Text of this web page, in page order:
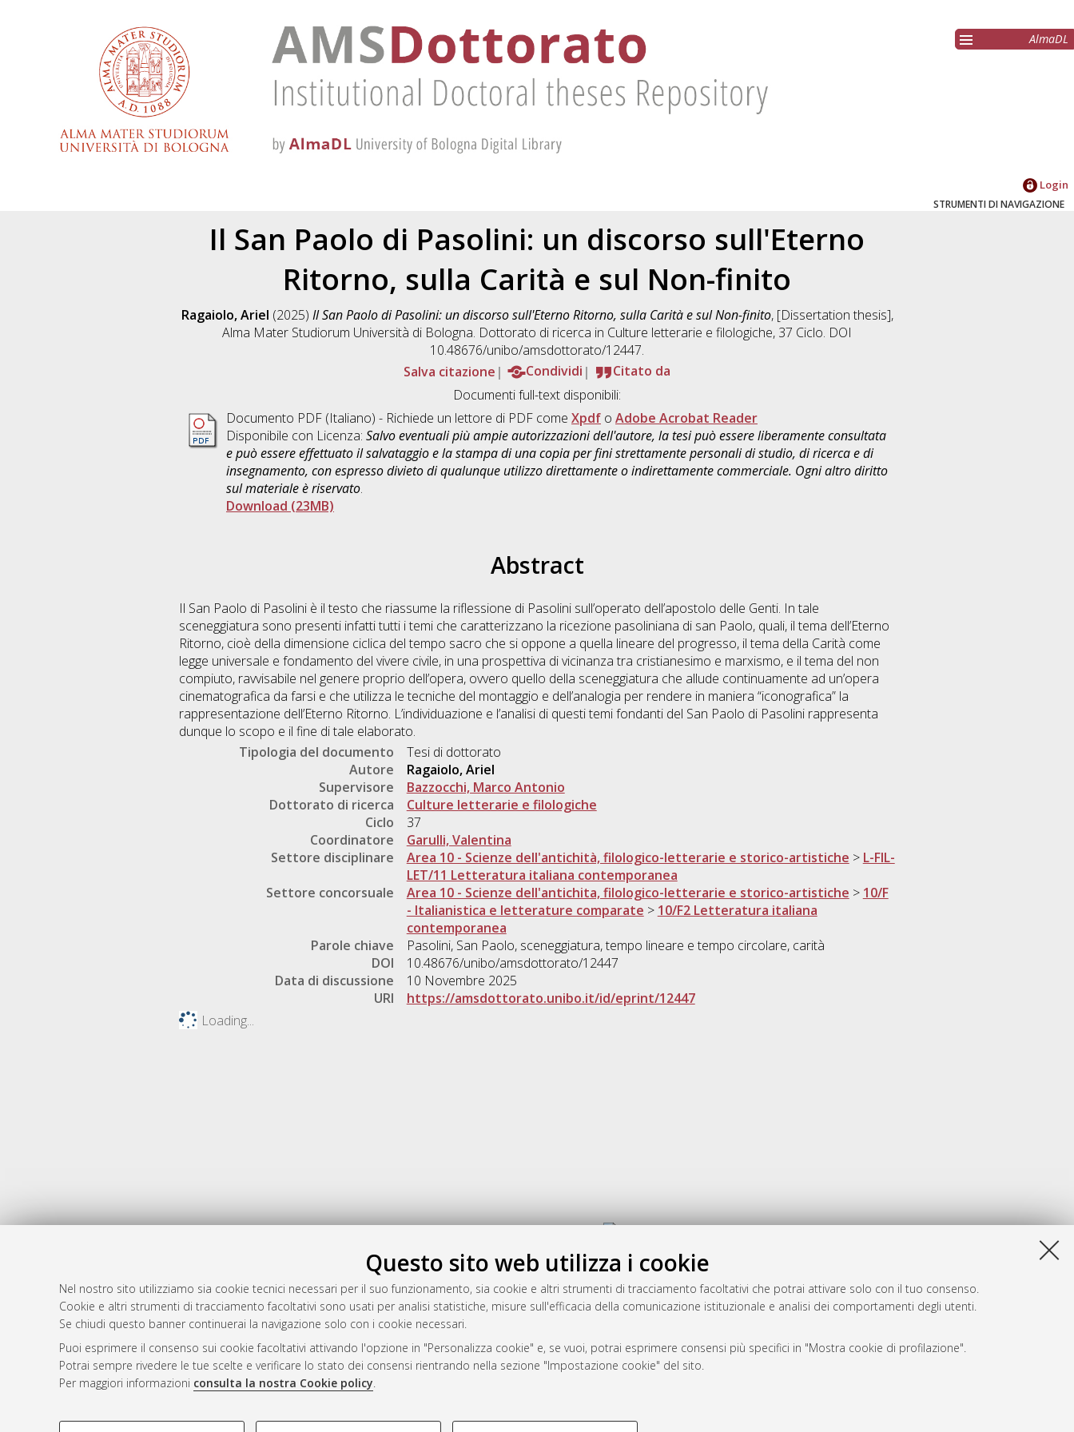
Questo sito web utilizza i cookie
Nel nostro sito utilizziamo sia cookie tecnici necessari per il suo funzionamento, sia cookie e altri strumenti di tracciamento facoltativi che potrai attivare solo con il tuo consenso.
Cookie e altri strumenti di tracciamento facoltativi sono usati per analisi statistiche, misure sull'efficacia della comunicazione istituzionale e analisi dei comportamenti degli utenti.
Se chiudi questo banner continuerai la navigazione solo con i cookie necessari.
Puoi esprimere il consenso sui cookie facoltativi attivando l'opzione in "Personalizza cookie" e, se vuoi, potrai esprimere consensi più specifici in "Mostra cookie di profilazione".
Potrai sempre rivedere le tue scelte e verificare lo stato dei consensi rientrando nella sezione "Impostazione cookie" del sito.
Per maggiori informazioni consulta la nostra Cookie policy.
COOKIE DI PROFILAZIONE - FACOLTATIVI COOKIE TECNICI - NECESSARI
AlmaDL
Login
STRUMENTI DI NAVIGAZIONE
Il San Paolo di Pasolini: un discorso sull'Eterno
Ritorno, sulla Carità e sul Non-finito
Ragaiolo, Ariel (2025) Il San Paolo di Pasolini: un discorso sull'Eterno Ritorno, sulla Carità e sul Non-finito, [Dissertation thesis],
Alma Mater Studiorum Università di Bologna. Dottorato di ricerca in Culture letterarie e filologiche, 37 Ciclo. DOI
10.48676/unibo/amsdottorato/12447.
Salva citazione
Condividi
Citato da
Documenti full-text disponibili:
Documento PDF (Italiano) - Richiede un lettore di PDF come Xpdf o Adobe Acrobat Reader
Disponibile con Licenza: Salvo eventuali più ampie autorizzazioni dell'autore, la tesi può essere liberamente consultata
e può essere effettuato il salvataggio e la stampa di una copia per fini strettamente personali di studio, di ricerca e di
insegnamento, con espresso divieto di qualunque utilizzo direttamente o indirettamente commerciale. Ogni altro diritto
sul materiale è riservato.
Download (23MB)
Abstract
Il San Paolo di Pasolini è il testo che riassume la riflessione di Pasolini sull’operato dell’apostolo delle Genti. In tale
sceneggiatura sono presenti infatti tutti i temi che caratterizzano la ricezione pasoliniana di san Paolo, quali, il tema dell’Eterno
Ritorno, cioè della dimensione ciclica del tempo sacro che si oppone a quella lineare del progresso, il tema della Carità come
legge universale e fondamento del vivere civile, in una prospettiva di vicinanza tra cristianesimo e marxismo, e il tema del non
compiuto, ravvisabile nel genere proprio dell’opera, ovvero quello della sceneggiatura che allude continuamente ad un’opera
cinematografica da farsi e che utilizza le tecniche del montaggio e dell’analogia per rendere in maniera “iconografica” la
rappresentazione dell’Eterno Ritorno. L’individuazione e l’analisi di questi temi fondanti del San Paolo di Pasolini rappresenta
dunque lo scopo e il fine di tale elaborato.
Tipologia del documento
Tesi di dottorato
Autore
Ragaiolo, Ariel
Supervisore
Bazzocchi, Marco Antonio
Dottorato di ricerca
Culture letterarie e filologiche
Ciclo
37
Coordinatore
Garulli, Valentina
Settore disciplinare
Area 10 - Scienze dell'antichità, filologico-letterarie e storico-artistiche > L-FIL-
LET/11 Letteratura italiana contemporanea
Settore concorsuale
Area 10 - Scienze dell'antichita, filologico-letterarie e storico-artistiche > 10/F
- Italianistica e letterature comparate > 10/F2 Letteratura italiana
contemporanea
Parole chiave
Pasolini, San Paolo, sceneggiatura, tempo lineare e tempo circolare, carità
DOI
10.48676/unibo/amsdottorato/12447
Data di discussione
10 Novembre 2025
URI
https://amsdottorato.unibo.it/id/eprint/12447
Loading...
Atom
Rss 1.0
Rss 2.0
AMS Dottorato
ISSN: 2038-7946
Servizio implementato e gestito da
Impostazioni Cookie
Informativa sulla privacy
Condizioni d’uso del sito